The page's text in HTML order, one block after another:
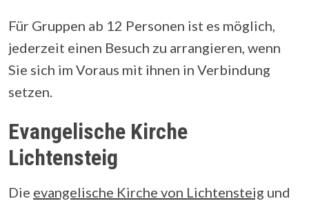
Für Gruppen ab 12 Personen ist es möglich,
jederzeit einen Besuch zu arrangieren, wenn
Sie sich im Voraus mit ihnen in Verbindung
setzen.
Evangelische Kirche
Lichtensteig
Die evangelische Kirche von Lichtensteig und